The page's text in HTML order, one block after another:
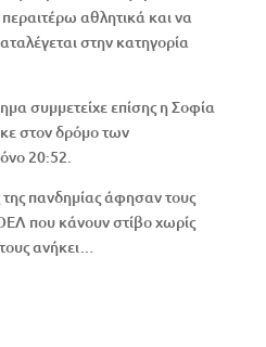
αθλητικά και να
στην κατηγορία
συμμετείχε επίσης η Σοφία
στον δρόμο των
20:52.
πανδημίας άφησαν τους
που κάνουν στίβο χωρίς
ανήκει…